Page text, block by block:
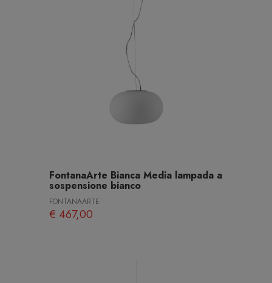
FontanaArte Bianca Media lampada a
sospensione bianco
FONTANAARTE
€ 467,00